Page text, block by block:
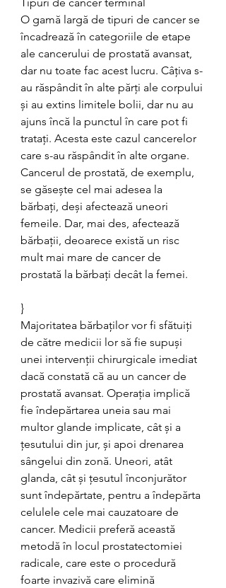
Tipuri de cancer terminal
O gamă largă de tipuri de cancer se
încadrează în categoriile de etape
ale cancerului de prostată avansat,
dar nu toate fac acest lucru. Câțiva s-
au răspândit în alte părți ale corpului
și au extins limitele bolii, dar nu au
ajuns încă la punctul în care pot fi
tratați. Acesta este cazul cancerelor
care s-au răspândit în alte organe.
Cancerul de prostată, de exemplu,
se găsește cel mai adesea la
bărbați, deși afectează uneori
femeile. Dar, mai des, afectează
bărbații, deoarece există un risc
mult mai mare de cancer de
prostată la bărbați decât la femei.
}
Majoritatea bărbaților vor fi sfătuiți
de către medicii lor să fie supuși
unei intervenții chirurgicale imediat
dacă constată că au un cancer de
prostată avansat. Operația implică
fie îndepărtarea uneia sau mai
multor glande implicate, cât și a
țesutului din jur, și apoi drenarea
sângelui din zonă. Uneori, atât
glanda, cât și țesutul înconjurător
sunt îndepărtate, pentru a îndepărta
celulele cele mai cauzatoare de
cancer. Medicii preferă această
metodă în locul prostatectomiei
radicale, care este o procedură
foarte invazivă care elimină